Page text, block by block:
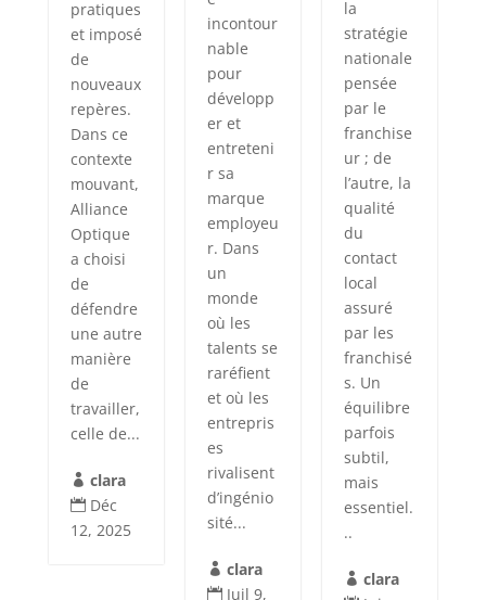
pratiques
et imposé
de
nouveaux
repères.
Dans ce
contexte
mouvant,
Alliance
Optique
a choisi
de
défendre
une autre
manière
de
travailler,
celle de...
 clara
 Déc
12, 2025
incontour
nable
pour
développ
er et
entreteni
r sa
marque
employeu
r. Dans
un
monde
où les
talents se
raréfient
et où les
entrepris
es
rivalisent
d’ingénio
sité...
 clara
 Juil 9,
la
stratégie
nationale
pensée
par le
franchise
ur ; de
l’autre, la
qualité
du
contact
local
assuré
par les
franchisé
s. Un
équilibre
parfois
subtil,
mais
essentiel.
..
 clara